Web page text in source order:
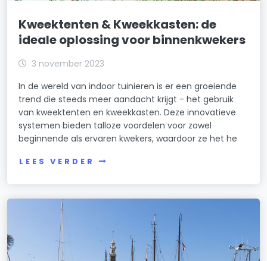
Kweektenten & Kweekkasten: de
ideale oplossing voor binnenkwekers
3 november 2023
In de wereld van indoor tuinieren is er een groeiende
trend die steeds meer aandacht krijgt - het gebruik
van kweektenten en kweekkasten. Deze innovatieve
systemen bieden talloze voordelen voor zowel
beginnende als ervaren kwekers, waardoor ze het he
LEES VERDER